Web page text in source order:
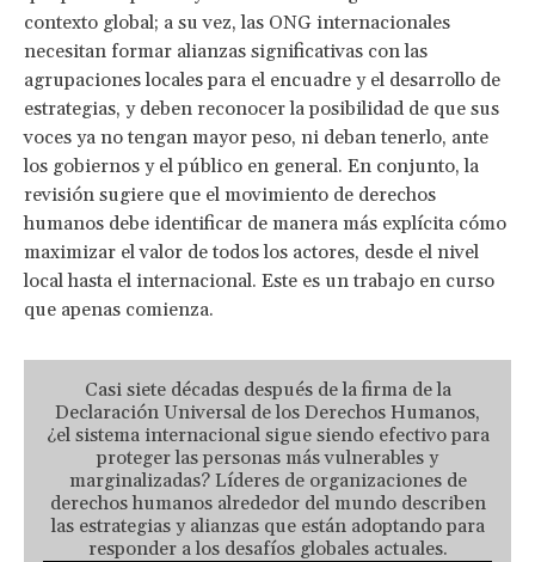
contexto global; a su vez, las ONG internacionales
necesitan formar alianzas significativas con las
agrupaciones locales para el encuadre y el desarrollo de
estrategias, y deben reconocer la posibilidad de que sus
voces ya no tengan mayor peso, ni deban tenerlo, ante
los gobiernos y el público en general. En conjunto, la
revisión sugiere que el movimiento de derechos
humanos debe identificar de manera más explícita cómo
maximizar el valor de todos los actores, desde el nivel
local hasta el internacional. Este es un trabajo en curso
que apenas comienza.
Casi siete décadas después de la firma de la
Declaración Universal de los Derechos Humanos,
¿el sistema internacional sigue siendo efectivo para
proteger las personas más vulnerables y
marginalizadas? Líderes de organizaciones de
derechos humanos alrededor del mundo describen
las estrategias y alianzas que están adoptando para
responder a los desafíos globales actuales.